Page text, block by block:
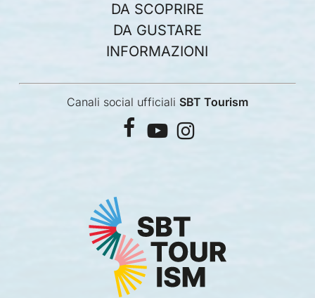
DA SCOPRIRE
DA GUSTARE
INFORMAZIONI
Canali social ufficiali SBT Tourism
facebook
youtubeinstagram